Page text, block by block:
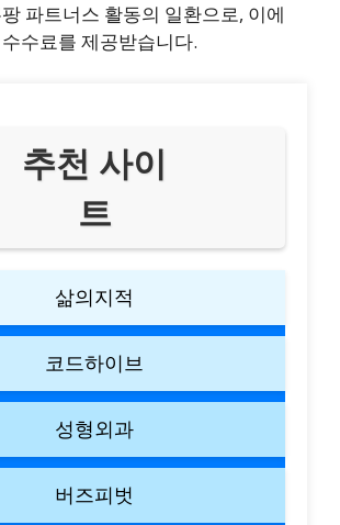
파트너스 활동의 일환으로, 이에
수료를 제공받습니다.
추천 사이
트
삶의지적
코드하이브
성형외과
버즈피벗